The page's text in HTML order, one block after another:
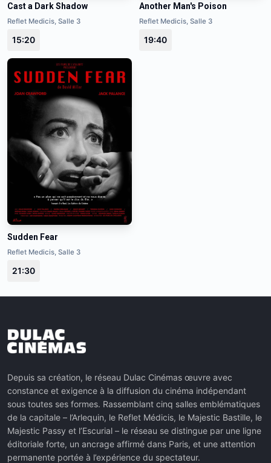
Cast a Dark Shadow
Reflet Medicis, Salle 3
15:20
Another Man's Poison
Reflet Medicis, Salle 3
19:40
Sudden Fear
Reflet Medicis, Salle 3
21:30
Depuis sa création, le réseau Dulac Cinémas œuvre avec
constance et exigence à la diffusion du cinéma indépendant
sous toutes ses formes. Rassemblant cinq salles emblématiques
de la capitale – l’Arlequin, le Reflet Médicis, le Majestic Bastille, le
Majestic Passy et l’Escurial – le réseau se distingue par une ligne
éditoriale forte, un ancrage affirmé dans Paris, et une attention
permanente portée à l’expérience du spectateur.